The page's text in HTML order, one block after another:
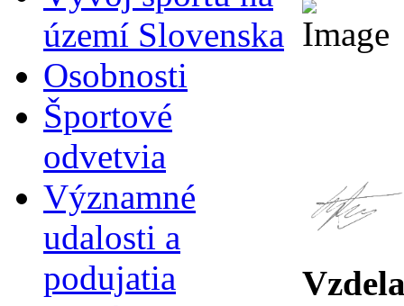
území Slovenska
Osobnosti
Športové
odvetvia
Významné
udalosti a
podujatia